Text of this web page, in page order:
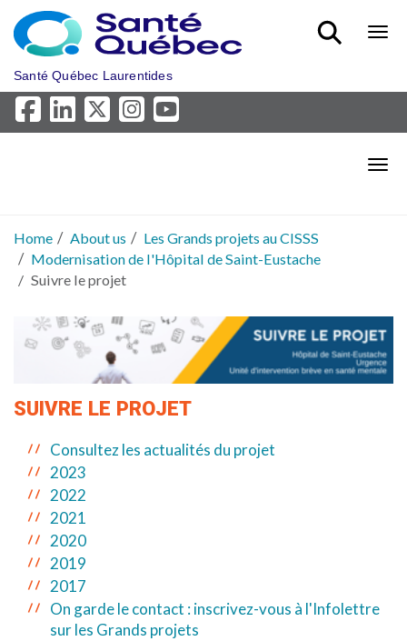
Skip to main content
Santé Québec Laurentides
Home About us
Les Grands projets au CISSS
Modernisation de l'Hôpital de Saint-Eustache
Suivre le projet
SUIVRE LE PROJET
Consultez les actualités du projet
2023
2022
2021
2020
2019
2017
On garde le contact : inscrivez-vous à l'Infolettre
sur les Grands projets